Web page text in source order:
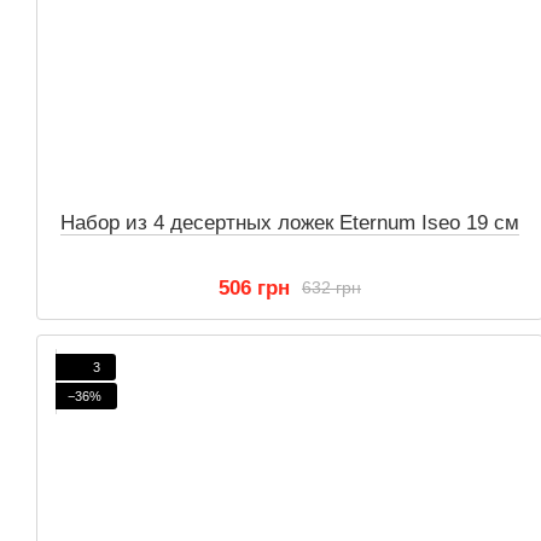
Набор из 4 десертных ложек Eternum Iseo 19 см
632 грн
506 грн
3
−36%